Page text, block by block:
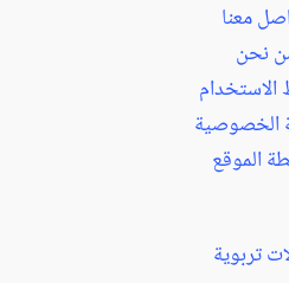
معنا
نحن
الخصوصية
الموقع
تربوية